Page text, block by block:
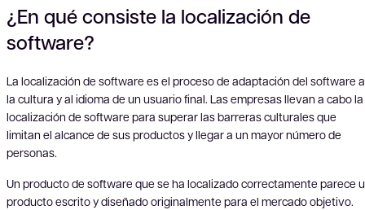
¿En qué consiste la localización de
software?
La localización de software es el proceso de adaptación del software a
la cultura y al idioma de un usuario final. Las empresas llevan a cabo la
localización de software para superar las barreras culturales que
limitan el alcance de sus productos y llegar a un mayor número de
personas.
Un producto de software que se ha localizado correctamente parece
producto escrito y diseñado originalmente para el mercado objetivo.